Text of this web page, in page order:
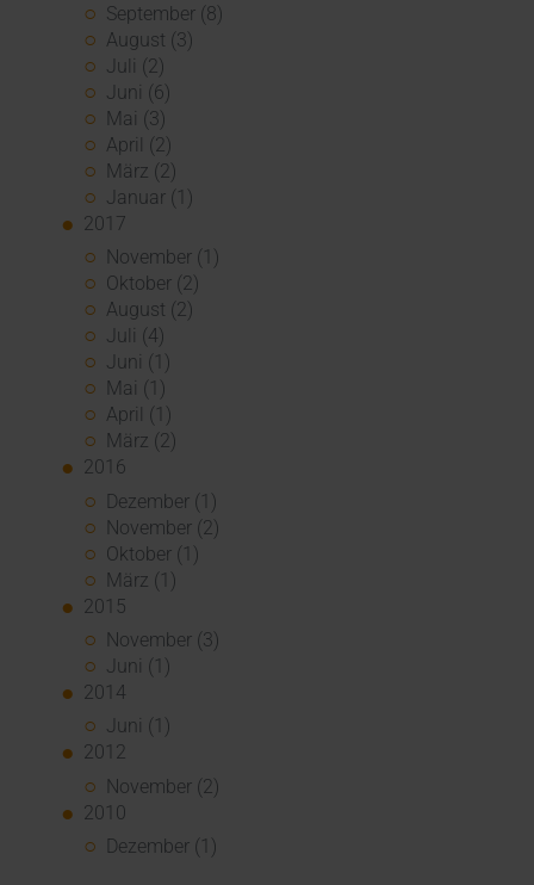
September (8)
August (3)
Juli (2)
Juni (6)
Mai (3)
April (2)
März (2)
Januar (1)
2017
November (1)
Oktober (2)
August (2)
Juli (4)
Juni (1)
Mai (1)
April (1)
März (2)
2016
Dezember (1)
November (2)
Oktober (1)
März (1)
2015
November (3)
Juni (1)
2014
Juni (1)
2012
November (2)
2010
Dezember (1)